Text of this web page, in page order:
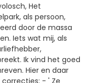
Het
als persoon,
door de massa
Iets wat mij, als
Ik vind het goed
Hier en daar
correcties: - ' Ze